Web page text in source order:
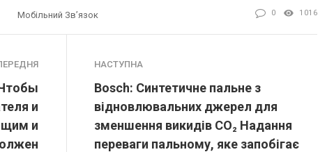
Мобільний Зв’язок 0 1016
и
и
НАСТУПНА
Bosch: Синтетичне пальне з
відновлювальних джерел для
зменшення викидів CO₂ Надання
переваги пальному, яке запобігає